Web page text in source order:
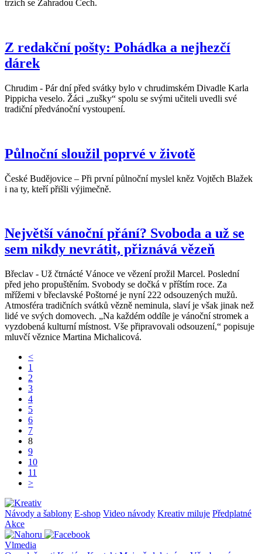
trzích se Zahradou Čech.
Z redakční pošty: Pohádka a nejhezčí
dárek
Chrudim - Pár dní před svátky bylo v chrudimském Divadle Karla
Pippicha veselo. Žáci „zušky“ spolu se svými učiteli uvedli své
tradiční předvánoční vystoupení.
Půlnoční sloužil poprvé v životě
České Budějovice – Při první půlnoční myslel kněz Vojtěch Blažek
i na ty, kteří přišli výjimečně.
Největší vánoční přání? Svoboda a už se
sem nikdy nevrátit, přiznává vězeň
Břeclav - Už čtrnácté Vánoce ve vězení prožil Marcel. Poslední
před jeho propuštěním. Svobody se dočká v příštím roce. Za
mřížemi v břeclavské Poštorné je nyní 222 odsouzených mužů.
Atmosféra tradičních svátků vězně neminula, slaví je však jinak než
lidé ve svých domovech. „Na každém oddíle je vánoční stromek a
vyzdobená kulturní místnost. Vše připravovali odsouzení,“ popisuje
mluvčí věznice Martina Michalicová.
<
1
2
3
4
5
6
7
8
9
10
11
>
Návody a šablony E-shop Video návody Kreativ miluje Předplatné
Akce
Vlmedia